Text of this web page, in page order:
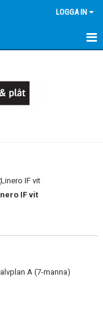
LOGGA IN
IF vit
A (7-manna)